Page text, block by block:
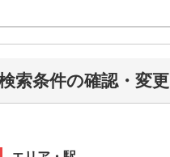
索条件の確認・変更